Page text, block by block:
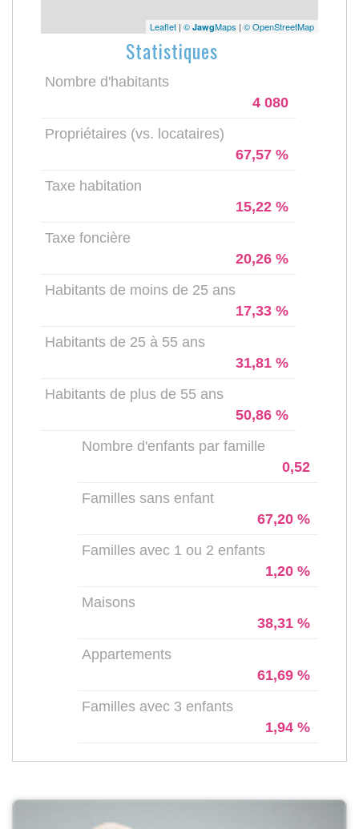
Leaflet | © JawgMaps | © OpenStreetMap
Statistiques
Nombre d'habitants
4 080
Propriétaires (vs. locataires)
67,57 %
Taxe habitation
15,22 %
Taxe foncière
20,26 %
Habitants de moins de 25 ans
17,33 %
Habitants de 25 à 55 ans
31,81 %
Habitants de plus de 55 ans
50,86 %
Nombre d'enfants par famille
0,52
Familles sans enfant
67,20 %
Familles avec 1 ou 2 enfants
1,20 %
Maisons
38,31 %
Appartements
61,69 %
Familles avec 3 enfants
1,94 %